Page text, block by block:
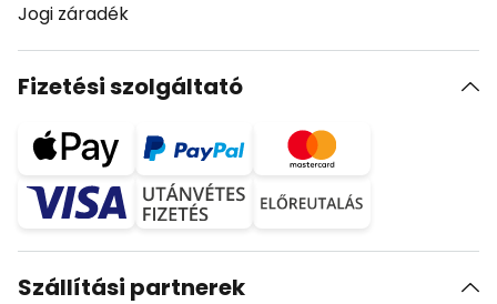
Jogi záradék
Fizetési szolgáltató
Szállítási partnerek